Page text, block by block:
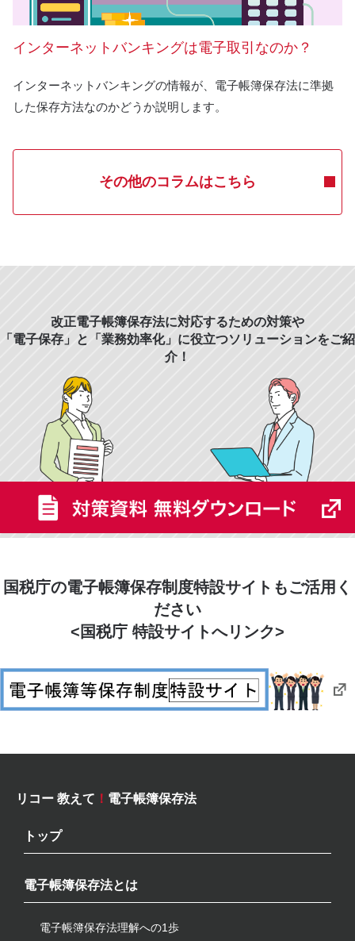
インターネットバンキングは電子取引なのか？
インターネットバンキングの情報が、電子帳簿保存法に準拠
した保存方法なのかどうか説明します。
その他のコラムはこちら
改正電子帳簿保存法に対応するための対策や
「電子保存」と「業務効率化」に役立つソリューションをご紹
介！
国税庁の電子帳簿保存制度特設サイトもご活用く
ださい
<国税庁 特設サイトへリンク>
リコー 教えて ！ 電子帳簿保存法
トップ
電子帳簿保存法とは
電子帳簿保存法理解への1歩